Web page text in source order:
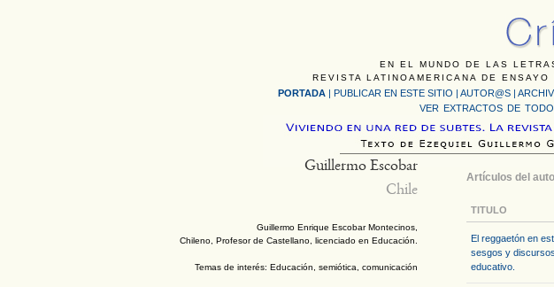
EN EL MUNDO DE LAS
REVISTA LATINOAMERICANA DE
PORTADA | PUBLICAR EN ESTE SITIO | AUTOR@S |
VER EXTRACTOS DE
Guillermo Escobar
Chile
Guillermo Enrique Escobar Montecinos,
Chileno, Profesor de Castellano, licenciado en Educación.
Temas de interés: Educación, semiótica, comunicación
Artículos del
TITULO
El reggaetón en
sesgos y
educativo.